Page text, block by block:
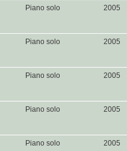
Piano solo 2005
Piano solo 2005
Piano solo 2005
Piano solo 2005
Piano solo 2005